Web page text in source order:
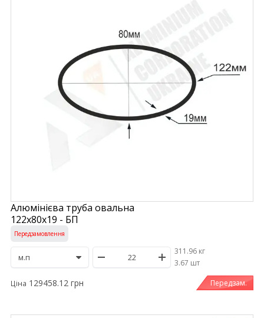
Алюмінієва труба овальна
122х80х19 - БП
Передзамовлення
311.96 кг
/3.67 шт
Ціна 129458.12 грн Передзам.